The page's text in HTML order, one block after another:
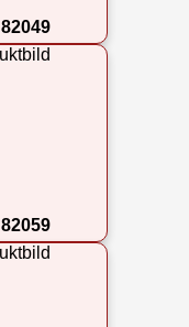
82049
82059